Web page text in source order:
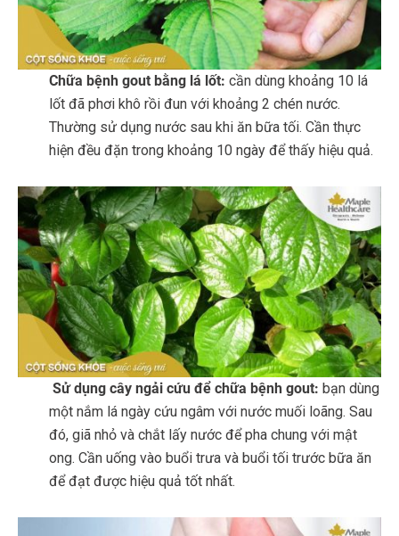
Chữa bệnh gout bằng lá lốt: cần dùng khoảng 10 lá
lốt đã phơi khô rồi đun với khoảng 2 chén nước.
Thường sử dụng nước sau khi ăn bữa tối. Cần thực
hiện đều đặn trong khoảng 10 ngày để thấy hiệu quả.
Sử dụng cây ngải cứu để chữa bệnh gout: bạn dùng
một nắm lá ngày cứu ngâm với nước muối loãng. Sau
đó, giã nhỏ và chắt lấy nước để pha chung với mật
ong. Cần uống vào buổi trưa và buổi tối trước bữa ăn
để đạt được hiệu quả tốt nhất.